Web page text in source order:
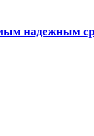
надежным